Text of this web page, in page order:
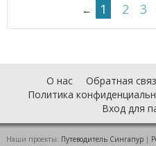
← 1 2 3
О нас Обратная
Политика
Вход для
Наши проекты: Путеводитель Сингапур|